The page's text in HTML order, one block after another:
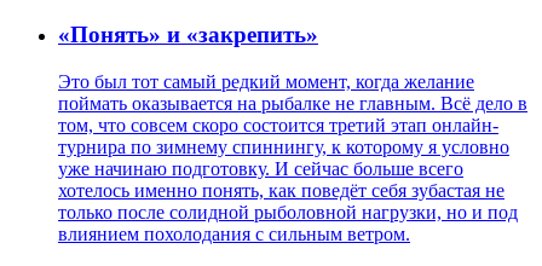
«Понять» и «закрепить»
Это был тот самый редкий момент, когда желание
поймать оказывается на рыбалке не главным. Всё дело в
том, что совсем скоро состоится третий этап онлайн-
турнира по зимнему спиннингу, к которому я условно
уже начинаю подготовку. И сейчас больше всего
хотелось именно понять, как поведёт себя зубастая не
только после солидной рыболовной нагрузки, но и под
влиянием похолодания с сильным ветром.